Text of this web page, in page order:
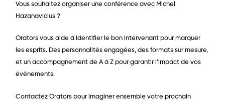
Vous souhaitez organiser une conférence avec Michel
Hazanavicius ?
Orators vous aide à identifier le bon intervenant pour marquer
les esprits. Des personnalités engagées, des formats sur mesure,
et un accompagnement de A à Z pour garantir l’impact de vos
événements.
Contactez Orators pour imaginer ensemble votre prochain